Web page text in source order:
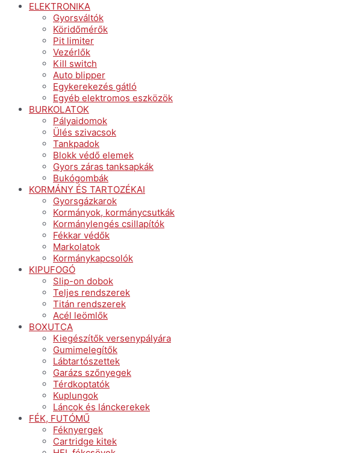
ELEKTRONIKA
Gyorsváltók
Köridőmérők
Pit limiter
Vezérlők
Kill switch
Auto blipper
Egykerekezés gátló
Egyéb elektromos eszközök
BURKOLATOK
Pályaidomok
Ülés szivacsok
Tankpadok
Blokk védő elemek
Gyors záras tanksapkák
Bukógombák
KORMÁNY ÉS TARTOZÉKAI
Gyorsgázkarok
Kormányok, kormánycsutkák
Kormánylengés csillapítók
Fékkar védők
Markolatok
Kormánykapcsolók
KIPUFOGÓ
Slip-on dobok
Teljes rendszerek
Titán rendszerek
Acél leömlők
BOXUTCA
Kiegészítők versenypályára
Gumimelegítők
Lábtartószettek
Garázs szőnyegek
Térdkoptatók
Kuplungok
Láncok és lánckerekek
FÉK, FUTÓMŰ
Féknyergek
Cartridge kitek